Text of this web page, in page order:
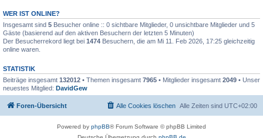
WER IST ONLINE?
Insgesamt sind 5 Besucher online :: 0 sichtbare Mitglieder, 0 unsichtbare Mitglieder und 5
Gäste (basierend auf den aktiven Besuchern der letzten 5 Minuten)
Der Besucherrekord liegt bei 1474 Besuchern, die am Mi 11. Feb 2026, 17:25 gleichzeitig
online waren.
STATISTIK
Beiträge insgesamt 132012 • Themen insgesamt 7965 • Mitglieder insgesamt 2049 • Unser
neuestes Mitglied: DavidGew
Foren-Übersicht Alle Zeiten sind UTC+02:00
Alle Cookies löschen
Powered by phpBB® Forum Software © phpBB Limited